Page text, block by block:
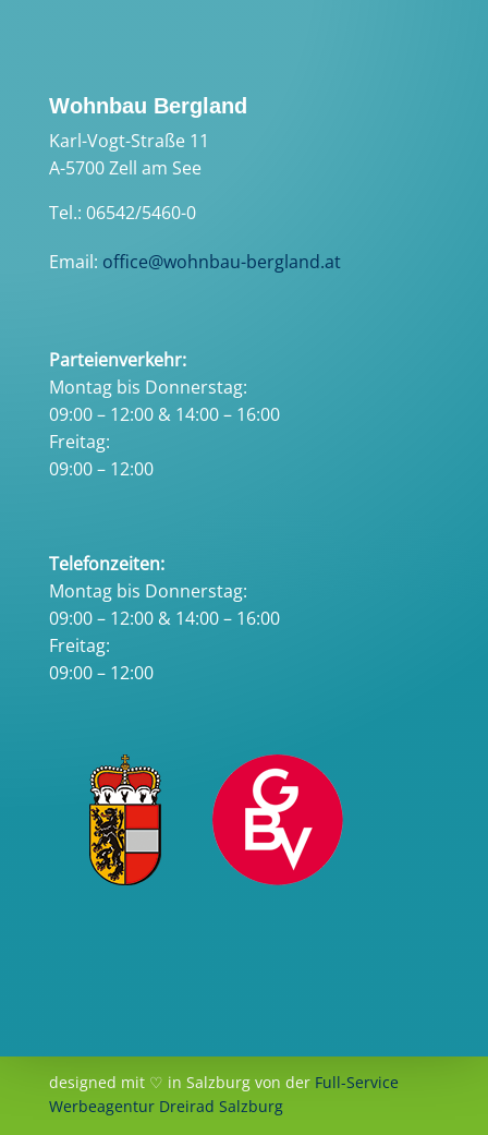
Wohnbau Bergland
Karl-Vogt-Straße 11
A-5700 Zell am See
Tel.: 06542/5460-0
Email: office@wohnbau-bergland.at
Parteienverkehr:
Montag bis Donnerstag:
09:00 – 12:00 & 14:00 – 16:00
Freitag:
09:00 – 12:00
Telefonzeiten:
Montag bis Donnerstag:
09:00 – 12:00 & 14:00 – 16:00
Freitag:
09:00 – 12:00
designed mit ♡ in Salzburg von der Full-Service
Werbeagentur Dreirad Salzburg